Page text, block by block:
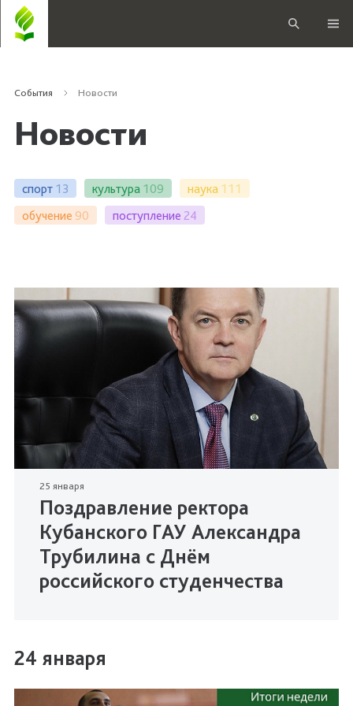
События Новости
Новости
спорт 13 культура 109 наука 111
обучение 90 поступление 24
25 января
Поздравление ректора
Кубанского ГАУ Александра
Трубилина с Днём
российского студенчества
24 января